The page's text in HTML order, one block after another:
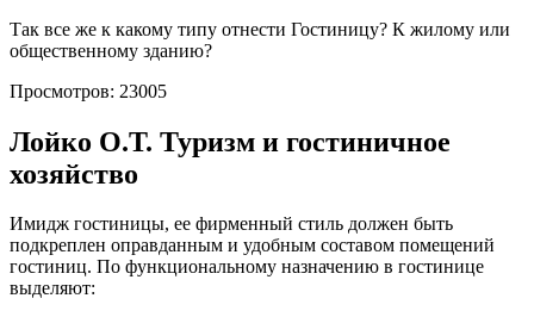
Так все же к какому типу отнести Гостиницу? К жилому или
общественному зданию?
Просмотров: 23005
Лойко О.Т. Туризм и гостиничное
хозяйство
Имидж гостиницы, ее фирменный стиль должен быть
подкреплен оправданным и удобным составом помещений
гостиниц. По функциональному назначению в гостинице
выделяют: